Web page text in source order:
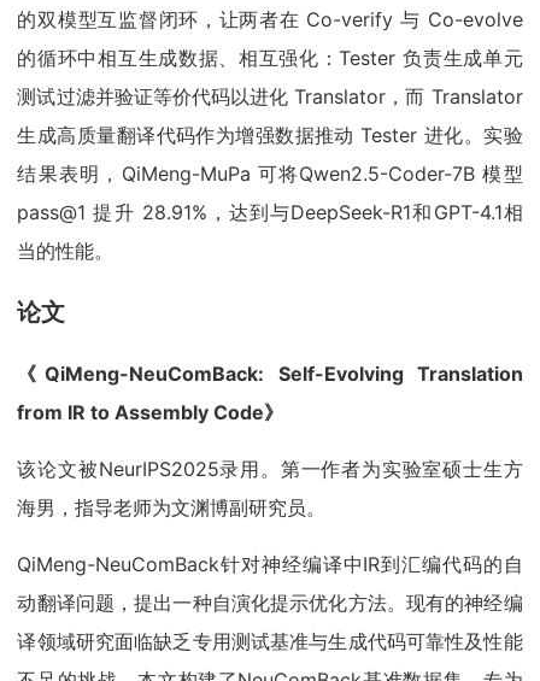
的双模型互监督闭环，让两者在 Co-verify 与 Co-evolve
的循环中相互生成数据、相互强化：Tester 负责生成单元
测试过滤并验证等价代码以进化 Translator，而 Translator
生成高质量翻译代码作为增强数据推动 Tester 进化。实验
结果表明，QiMeng-MuPa 可将Qwen2.5-Coder-7B 模型
pass@1 提升 28.91%，达到与DeepSeek-R1和GPT-4.1相
当的性能。
论文
《QiMeng-NeuComBack: Self-Evolving Translation
from IR to Assembly Code》
该论文被NeurIPS2025录用。第一作者为实验室硕士生方
海男，指导老师为文渊博副研究员。
QiMeng-NeuComBack针对神经编译中IR到汇编代码的自
动翻译问题，提出一种自演化提示优化方法。现有的神经编
译领域研究面临缺乏专用测试基准与生成代码可靠性及性能